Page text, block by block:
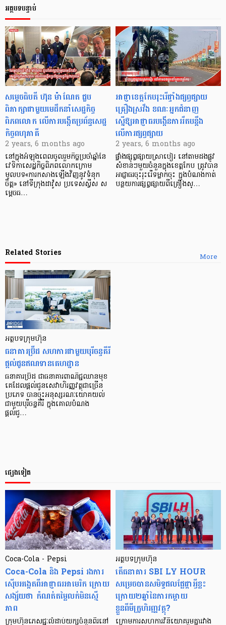
អត្ថបទបន្ទាប់
សម្តេចធិបតី ហ៊ុន ម៉ាណែត ជួប
ពិភាក្សាជាមួយមេដឹកនាំសេដ្ឋកិច្ច
ពិភពលោក លើការបង្កើតប្រព័ន្ធសេដ្ឋ
កិច្ចពហុភាគី
2 years, 6 months ago
នៅក្នុងអំឡុងពេលចូលរួមកិច្ចប្រចាំឆ្នាំនៃ
វេទិកាសេដ្ឋកិច្ចពិភពលោកក្រោម
មូលបទ«ការកសាងឡើងវិញនូវទំនុក
ចិត្ត» នៅទីក្រុងដាវ៉ូស ប្រទេសស្វីស ស
ម្តេចធ…
អាជ្ញាខេត្តកែបរុះរើផ្ទាំងផ្សព្វផ្សាយ
គ្រឿងស្រវឹង ខណៈអ្នកជំនាញ
ស្នើឱ្យអាជ្ញាធរបង្កើនការរឹតបន្តឹង
លើការផ្សព្វផ្សាយ
2 years, 6 months ago
ផ្ទាំងផ្សព្វផ្សាយស្រាបៀរ នៅតាមដងផ្លូវ
សំខាន់ៗមួយចំនួនក្នុងខេត្តកែប ត្រូវបាន
អាជ្ញាធរចុះរុះរើទម្លាក់ចុះ ក្នុងបំណងកាត់
បន្ថយការផ្សព្វផ្សាយពីគ្រឿងស្…
More
Related Stories
អត្ថបទក្រុមហ៊ុន
ធនាគារប្រ៊ីដ សហការជាមួយបុរីចន្ទគីរី
ផ្តល់ជូនឥណទានគេហដ្ឋាន
ធនាគារប្រ៊ីដ ជាធនាគារពាណិជ្ជឈានមុខ
គេដែលផ្តល់ជូនសេវាហិរញ្ញវត្ថុជាច្រើន
ប្រភេទ បានចុះអនុស្សរណៈយោគយល់
ជាមួយបុរីចន្ទគីរី ក្នុងគោលបំណង
ផ្តល់ជូ…
ផ្សេងទៀត
Coca-Cola - Pepsi
Coca-Cola និង Pepsi រងការ
ស៊ើបអង្កេតពីអាជ្ញាធរអាមេរិក ក្រោយ
សង្ស័យថា កំណត់តម្លៃលក់មិនស្មើ
ភាព
ក្រុមហ៊ុនភេសជ្ជៈលំដាប់យក្សចំនួនពីរនៅ
អត្ថបទក្រុមហ៊ុន
តើធនាគារ SBI LY HOUR
សម្រេចបានសមិទ្ធផលផ្លែផ្កាអ្វីខ្លះ
ក្រោយ២ឆ្នាំនៃការកម្លាយ
ខ្លួនពីមីក្រូហិរញ្ញវត្ថុ?
ក្រោមការសហការវិនិយោគរួមគ្នារវាង